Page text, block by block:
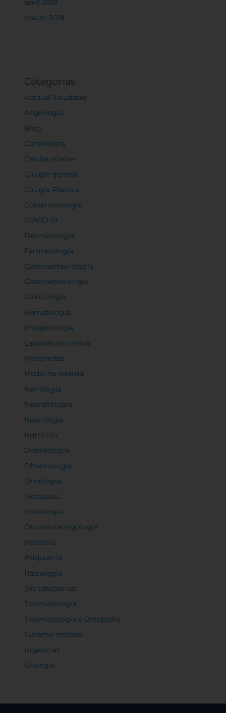
abril 2018
marzo 2018
Categorías
Actitud Saludable
Angiología
Blog
Cardiología
Células madre
Cirugía general
Cirugía Plástica
Coloproctología
COVID-19
Dermatología
Farmacología
Gastroenteorología
Gastroenterología
Ginecología
Hematología
Imagenología
Laboratorio clínico
Maternidad
Medicina interna
Nefrología
Neonatología
Neurología
Nutrición
Odontología
Oftalmología
Oncología
Ortopedia
Osteología
Otorrinolaringología
Pediatría
Psiquiatría
Radiología
Sin categorizar
Traumatología
Traumatología y Ortopedia
Turismo médico
Urgencias
Urología